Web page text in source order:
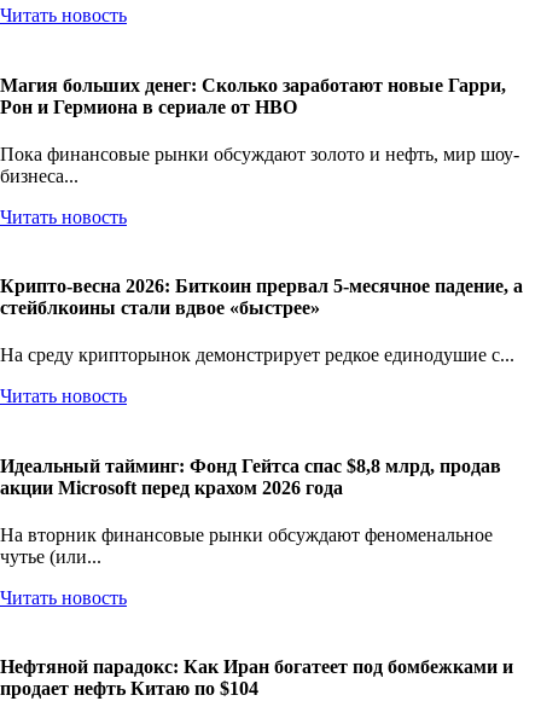
Читать новость
Магия больших денег: Сколько заработают новые Гарри,
Рон и Гермиона в сериале от HBO
Пока финансовые рынки обсуждают золото и нефть, мир шоу-
бизнеса...
Читать новость
Крипто-весна 2026: Биткоин прервал 5-месячное падение, а
стейблкоины стали вдвое «быстрее»
На среду крипторынок демонстрирует редкое единодушие с...
Читать новость
Идеальный тайминг: Фонд Гейтса спас $8,8 млрд, продав
акции Microsoft перед крахом 2026 года
На вторник финансовые рынки обсуждают феноменальное
чутье (или...
Читать новость
Нефтяной парадокс: Как Иран богатеет под бомбежками и
продает нефть Китаю по $104